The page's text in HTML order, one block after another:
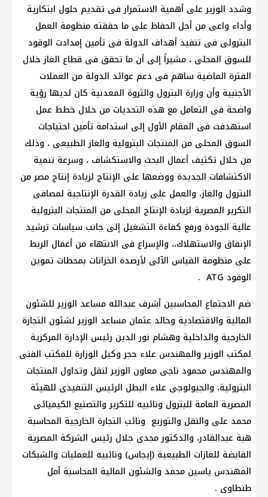
وشدد الوزير على أهمية الاستمرار فى تقديم حلول ابتكارية
وأداء واعى من أجل الحفاظ على ما حققته منظومة العمل
البترولى فى تنفيذ أهداف الدولة فى تأمين إمدادت الوقود
للسوق المحلى ، مشيراً إلى أن ما تحقق فى قطاع الغاز خلال
الفترة الماضية ساهم فى دعم عوائد الدولة من العملات
الأجنبية وأن وزارة البترول والثروة المعدنية كان لديها رؤية
واضحة فى التعامل مع هذه التحديات من خلال خطط عمل
استهدفت فى المقام الأول إلى استدامة تأمين احتياجات
السوق المحلى من المنتجات البترولية والغاز الطبيعى ، وذلك
من خلال تكثيف أعمال البحث والاستكشاف ، وسرعة تنمية
الاكتشافات الجديدة ووضعها على الإنتاج لزيادة إنتاج مصر من
البترول والغاز، والعمل على زيادة القدرة الإنتاجية لمصافى
التكرير المصرية لزيادة الإنتاج المحلى من المنتجات البترولية
عالية الجودة ورفع كفاءة التشغيل إلى جانب سياسات ترشيد
الإنفاق والاستهلاك،، والإسراع فى الانتهاء من أعمال الربط
على منظومة القياس الآلى لأرصدة الخزانات بمحطات تموين
الوقود ATG .
ضم الاجتماع المحاسبين أشرف عبدالله مساعد الوزير للشئون
المالية والاقتصادية وخالد عثمان مساعد الوزير لشئون التجارة
الخارجية والداخلية وهشام نور الدين رئيس الإدارة المركزية
لمكتب الوزير والمهندس علاء حجر وكيل الوزارة للمكتب الفنى
والمهندس محمود ناجى معاون الوزير لنقل وتداول المنتجات
البترولية، والجيولوجى علاء البطل الرئيس التنفيذى للهيئة
المصرية العامة للبترول ونائبيه للتكرير والتصنيع الكيميائى
محمد على والنقل والتوزيع ونائب التجارة الخارجية المحاسبة
هبة عبدالقادر، والدكتور مجدى جلال رئيس الشركة المصرية
القابضة للغازات الطبيعية (إيجاس) ونائبيه للعمليات والشبكات
المهندس ياسين محمد والشئون المالية المحاسبة أمل
طنطاوى .